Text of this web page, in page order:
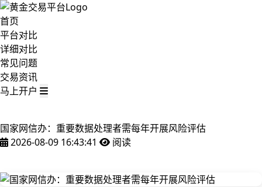
首页
平台对比
详细对比
常见问题
交易资讯
马上开户
国家网信办：重要数据处理者需每年开展风险评估
2026-08-09 16:43:41
阅读